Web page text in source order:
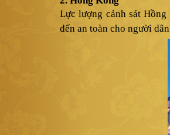
Lực lượng cảnh sát
đến an toàn cho người